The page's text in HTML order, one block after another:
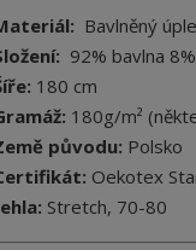
Bavlněný
92% bavlna
180 cm
180g/m²
původu: Polsko
Oekotex
Stretch, 70-80